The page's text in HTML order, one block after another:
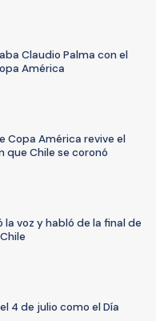
Claudio Palma con el
América
Copa América revive el
que Chile se coronó
voz y habló de la final de
4 de julio como el Día